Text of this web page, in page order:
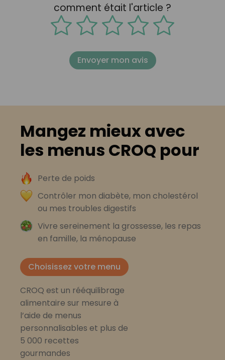
comment était l'article ?
Envoyer mon avis
Mangez mieux avec
les menus CROQ pour
Perte de poids
Contrôler mon diabète, mon cholestérol
ou mes troubles digestifs
Vivre sereinement la grossesse, les repas
en famille, la ménopause
Choisissez votre menu
CROQ est un rééquilibrage
alimentaire sur mesure à
l’aide de menus
personnalisables et plus de
5 000 recettes
gourmandes